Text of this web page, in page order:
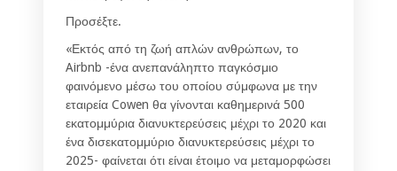
Προσέξτε.
«Εκτός από τη ζωή απλών ανθρώπων, το
Airbnb -ένα ανεπανάληπτο παγκόσμιο
φαινόμενο μέσω του οποίου σύμφωνα με την
εταιρεία Cowen θα γίνονται καθημερινά 500
εκατομμύρια διανυκτερεύσεις μέχρι το 2020 και
ένα δισεκατομμύριο διανυκτερεύσεις μέχρι το
2025- φαίνεται ότι είναι έτοιμο να μεταμορφώσει